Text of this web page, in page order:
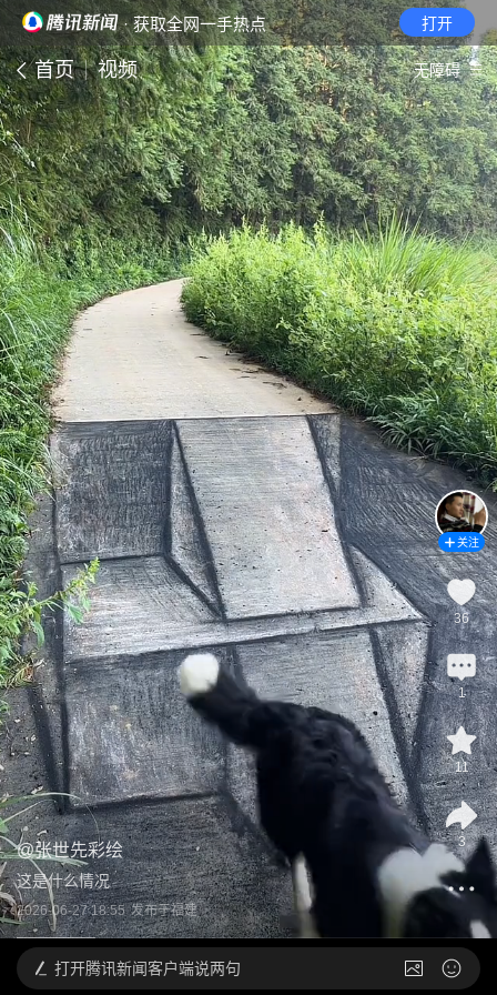
· 获取全网一手热点 打开
首页 视频 无障碍
@张世先彩绘
这是什么情况
2026-06-27 18:55 发布于福建
关注
36
1
11
3
打开腾讯新闻客户端说两句